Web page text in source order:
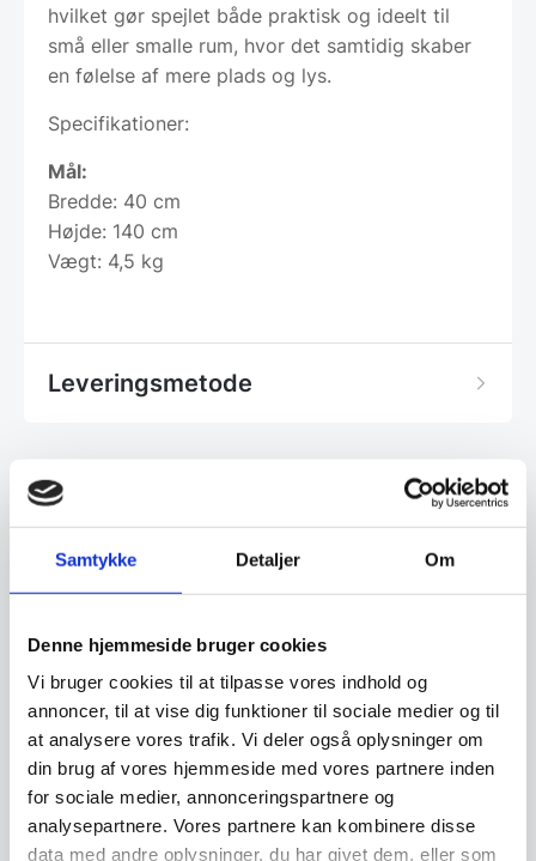
Samtykke Detaljer Om
Denne hjemmeside bruger cookies
Vi bruger cookies til at tilpasse vores indhold og
annoncer, til at vise dig funktioner til sociale medier og til
at analysere vores trafik. Vi deler også oplysninger om
din brug af vores hjemmeside med vores partnere inden
for sociale medier, annonceringspartnere og
analysepartnere. Vores partnere kan kombinere disse
data med andre oplysninger, du har givet dem, eller som
hvilket gør spejlet både praktisk og ideelt til
små eller smalle rum, hvor det samtidig skaber
en følelse af mere plads og lys.
Specifikationer:
Mål:
Bredde: 40 cm
Højde: 140 cm
Vægt: 4,5 kg
Leveringsmetode
Har du spørgsmål til varen? Klik her
Relaterede varer
SPAR 6%